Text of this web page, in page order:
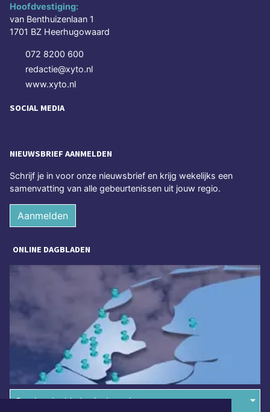
Hoofdvestiging:
van Benthuizenlaan 1
1701 BZ Heerhugowaard
072 8200 600
redactie@xyto.nl
www.xyto.nl
SOCIAL MEDIA
NIEUWSBRIEF AANMELDEN
Schrijf je in voor onze nieuwsbrief en krijg wekelijks een
samenvatting van alle gebeurtenissen uit jouw regio.
Aanmelden
ONLINE DAGBLADEN
Overige dagbladen in de regio